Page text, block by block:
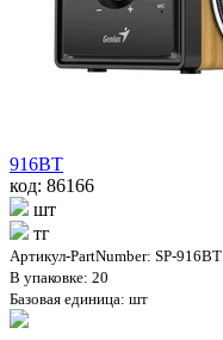
916BT
код: 86166
шт
тг
Артикул-PartNumber: SP-916BT
В упаковке: 20
Базовая единица: шт